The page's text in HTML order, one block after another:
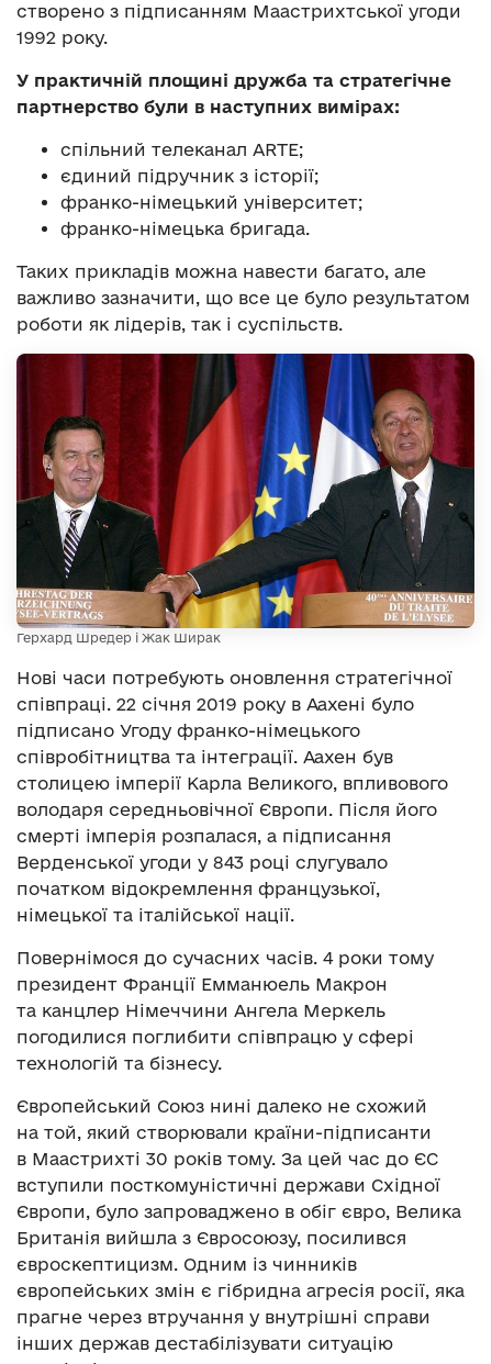
створено з підписанням Маастрихтської угоди
1992 року.
У практичній площині дружба та стратегічне
партнерство були в наступних вимірах:
спільний телеканал ARTE;
єдиний підручник з історії;
франко-німецький університет;
франко-німецька бригада.
Таких прикладів можна навести багато, але
важливо зазначити, що все це було результатом
роботи як лідерів, так і суспільств.
Герхард Шредер і Жак Ширак
Нові часи потребують оновлення стратегічної
співпраці. 22 січня 2019 року в Аахені було
підписано Угоду франко-німецького
співробітництва та інтеграції. Аахен був
столицею імперії Карла Великого, впливового
володаря середньовічної Європи. Після його
смерті імперія розпалася, а підписання
Верденської угоди у 843 році слугувало
початком відокремлення французької,
німецької та італійської нації.
Повернімося до сучасних часів. 4 роки тому
президент Франції Емманюель Макрон
та канцлер Німеччини Ангела Меркель
погодилися поглибити співпрацю у сфері
технологій та бізнесу.
Європейський Союз нині далеко не схожий
на той, який створювали країни-підписанти
в Маастрихті 30 років тому. За цей час до ЄС
вступили посткомуністичні держави Східної
Європи, було запроваджено в обіг євро, Велика
Британія вийшла з Євросоюзу, посилився
євроскептицизм. Одним із чинників
європейських змін є гібридна агресія росії, яка
прагне через втручання у внутрішні справи
інших держав дестабілізувати ситуацію